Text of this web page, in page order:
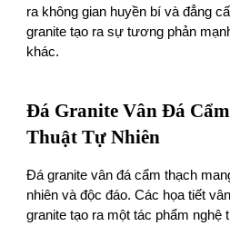
ra không gian huyền bí và đẳng
granite tạo ra sự tương phản
khác.
Đá Granite Vân Đá
Thuật Tự Nhiên
Đá granite vân đá cẩm thạch
nhiên và độc đáo. Các họa tiết
granite tạo ra một tác phẩm nghệ